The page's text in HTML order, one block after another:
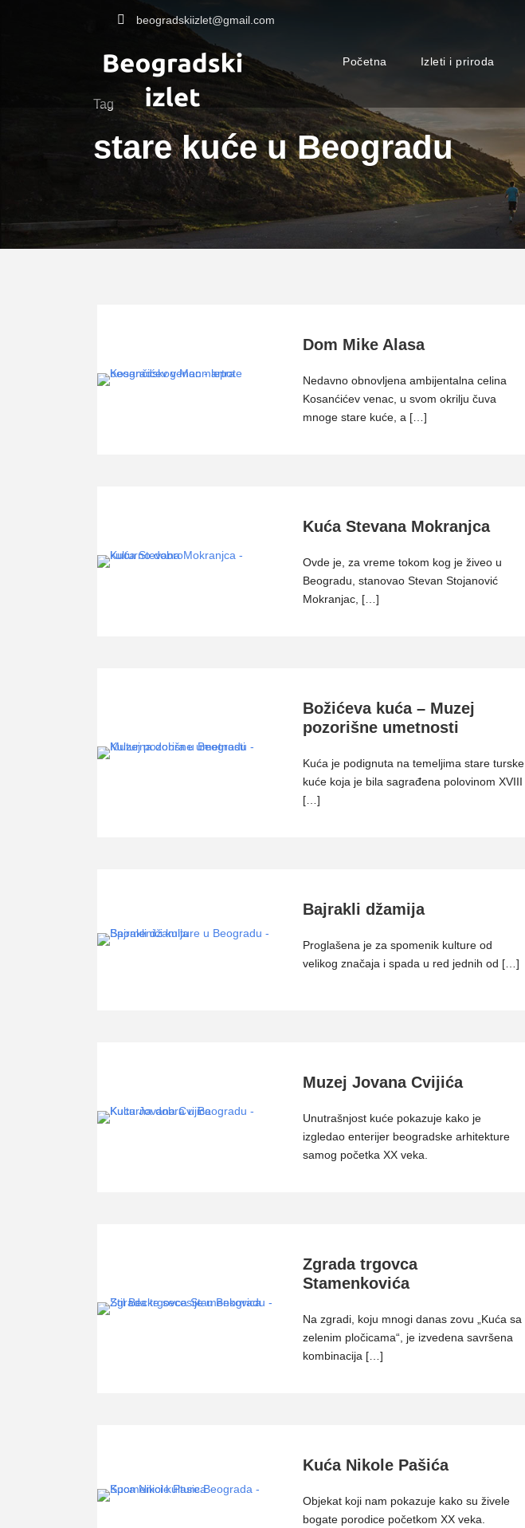
beogradskiizlet@gmail.com
Početna Izleti i priroda
Tag
stare kuće u Beogradu
Dom Mike Alasa
Nedavno obnovljena ambijentalna celina
Kosanćićev venac, u svom okrilju čuva
mnoge stare kuće, a […]
Kuća Stevana Mokranjca
Ovde je, za vreme tokom kog je živeo u
Beogradu, stanovao Stevan Stojanović
Mokranjac, […]
Božićeva kuća – Muzej
pozorišne umetnosti
Kuća je podignuta na temeljima stare turske
kuće koja je bila sagrađena polovinom XVIII
[…]
Bajrakli džamija
Proglašena je za spomenik kulture od
velikog značaja i spada u red jednih od […]
Muzej Jovana Cvijića
Unutrašnjost kuće pokazuje kako je
izgledao enterijer beogradske arhitekture
samog početka XX veka.
Zgrada trgоvca
Stamеnkоvića
Na zgradi, koju mnogi danas zovu „Kuća sa
zelenim pločicama“, je izvedena savršena
kombinacija […]
Kuća Nikole Pašića
Objekat koji nam pokazuje kako su živele
bogate porodice početkom XX veka.